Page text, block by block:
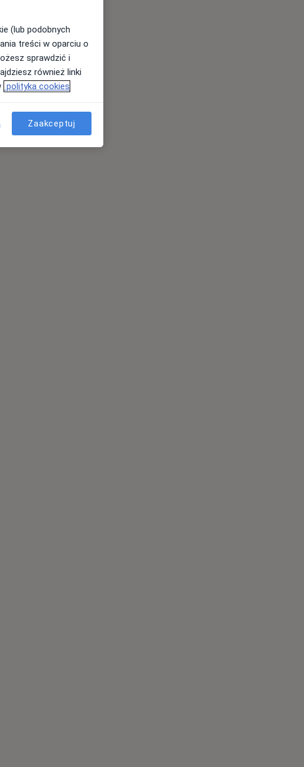
(lub podobnych
treści w oparciu o
sprawdzić i
również linki
polityka cookies
Zaakceptuj